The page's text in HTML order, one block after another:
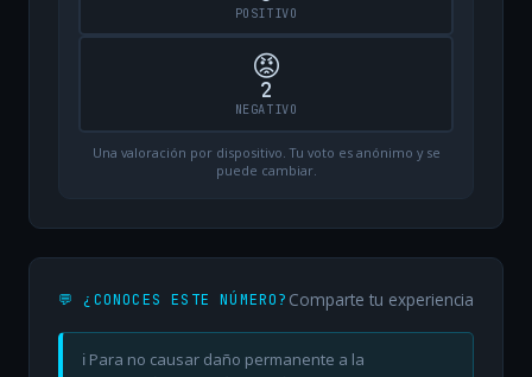
POSITIVO
😡
2
NEGATIVO
Una valoración por dispositivo. Tu voto es anónimo y se
puede cambiar.
💬 ¿CONOCES ESTE NÚMERO? Comparte tu experiencia
ℹ️ Para no causar daño permanente a la